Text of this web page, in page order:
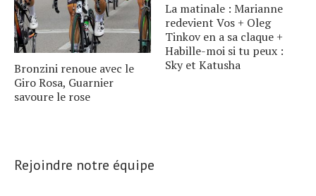
Bronzini renoue avec le
Giro Rosa, Guarnier
savoure le rose
La matinale : Marianne
redevient Vos + Oleg
Tinkov en a sa claque +
Habille-moi si tu peux :
Sky et Katusha
Rejoindre notre équipe